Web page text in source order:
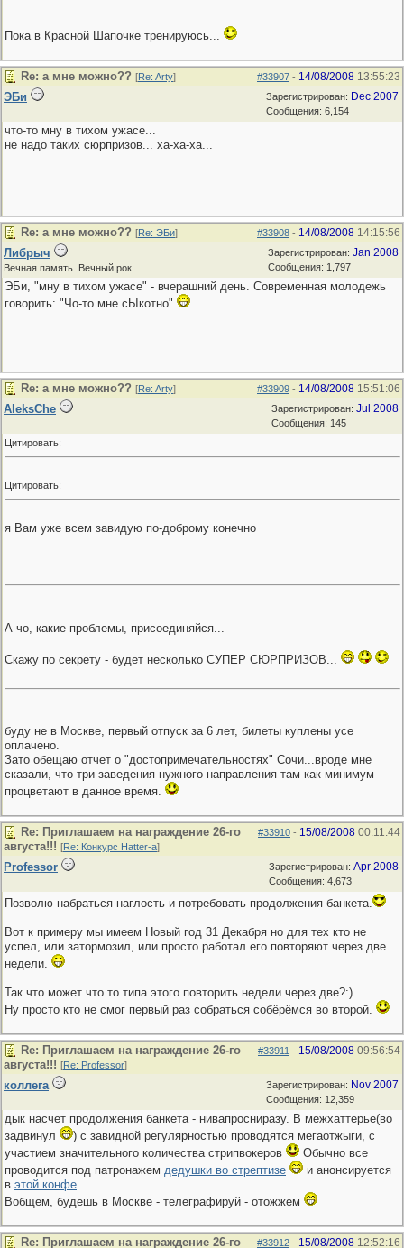
Пока в Красной Шапочке тренируюсь...
#33907 - 14/08/2008 13:55:23
Re: а мне можно?? [Re: Arty]
Зарегистрирован: Dec 2007
Сообщения: 6,154
ЭБи
что-то мну в тихом ужасе...
не надо таких сюрпризов... ха-ха-ха...
#33908 - 14/08/2008 14:15:56
Re: а мне можно?? [Re: ЭБи]
Зарегистрирован: Jan 2008
Сообщения: 1,797
Либрыч
Вечная память. Вечный рок.
ЭБи, "мну в тихом ужасе" - вчерашний день. Современная молодежь
говорить: "Чо-то мне сЫкотно"
.
#33909 - 14/08/2008 15:51:06
Re: а мне можно?? [Re: Arty]
Зарегистрирован: Jul 2008
Сообщения: 145
AleksChe
Цитировать:
Цитировать:
я Вам уже всем завидую по-доброму конечно
А чо, какие проблемы, присоединяйся...
Скажу по секрету - будет несколько СУПЕР СЮРПРИЗОВ...
буду не в Москве, первый отпуск за 6 лет, билеты куплены усе
оплачено.
Зато обещаю отчет о "достопримечательностях" Сочи...вроде мне
сказали, что три заведения нужного направления там как минимум
процветают в данное время.
#33910 - 15/08/2008 00:11:44
Re: Приглашаем на награждение 26-го
августа!!! [Re: Конкурс Hatter-a]
Зарегистрирован: Apr 2008
Сообщения: 4,673
Professor
Позволю набраться наглость и потребовать продолжения банкета.
Вот к примеру мы имеем Новый год 31 Декабря но для тех кто не
успел, или затормозил, или просто работал его повторяют через две
недели.
Так что может что то типа этого повторить недели через две?:)
Ну просто кто не смог первый раз собраться собёрёмся во второй.
#33911 - 15/08/2008 09:56:54
Re: Приглашаем на награждение 26-го
августа!!! [Re: Professor]
Зарегистрирован: Nov 2007
Сообщения: 12,359
коллега
дык насчет продолжения банкета - нивапросниразу. В межхаттерье(во
задвинул
) с завидной регулярностью проводятся мегаотжыги, с
участием значительного количества стрипвокеров
Обычно все
проводится под патронажем дедушки во стрептизе
и анонсируется
в этой конфе
Вобщем, будешь в Москве - телеграфируй - отожжем
#33912 - 15/08/2008 12:52:16
Re: Приглашаем на награждение 26-го